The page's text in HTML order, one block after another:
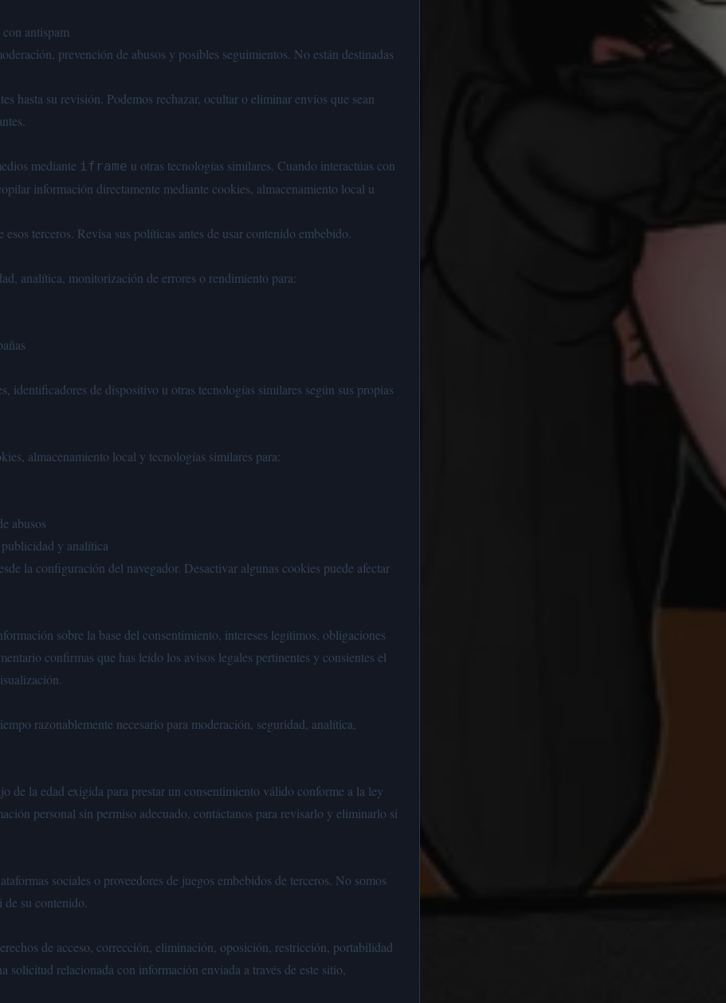
antispam
prevención de abusos y posibles seguimientos. No están destinadas
hasta su revisión. Podemos rechazar, ocultar o eliminar envíos que sean
mediante iframe u otras tecnologías similares. Cuando interactúas con
información directamente mediante cookies, almacenamiento local u
terceros. Revisa sus políticas antes de usar contenido embebido.
analítica, monitorización de errores o rendimiento para:
identificadores de dispositivo u otras tecnologías similares según sus propias
almacenamiento local y tecnologías similares para:
abusos
y analítica
la configuración del navegador. Desactivar algunas cookies puede afectar
sobre la base del consentimiento, intereses legítimos, obligaciones
confirmas que has leído los avisos legales pertinentes y consientes el
razonablemente necesario para moderación, seguridad, analítica,
de la edad exigida para prestar un consentimiento válido conforme a la ley
personal sin permiso adecuado, contáctanos para revisarlo y eliminarlo si
sociales o proveedores de juegos embebidos de terceros. No somos
su contenido.
de acceso, corrección, eliminación, oposición, restricción, portabilidad
solicitud relacionada con información enviada a través de este sitio,